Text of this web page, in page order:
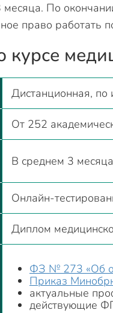
По
право работать
курсе
Дистанционная, по
От 252
В среднем 3 месяца
Онлайн-
Диплом
ФЗ № 273 «Об
Приказ
актуальные
действующие